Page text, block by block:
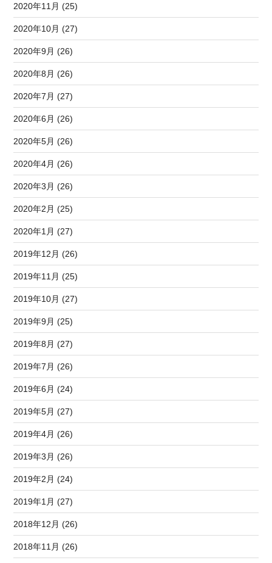
2020年11月 (25)
2020年10月 (27)
2020年9月 (26)
2020年8月 (26)
2020年7月 (27)
2020年6月 (26)
2020年5月 (26)
2020年4月 (26)
2020年3月 (26)
2020年2月 (25)
2020年1月 (27)
2019年12月 (26)
2019年11月 (25)
2019年10月 (27)
2019年9月 (25)
2019年8月 (27)
2019年7月 (26)
2019年6月 (24)
2019年5月 (27)
2019年4月 (26)
2019年3月 (26)
2019年2月 (24)
2019年1月 (27)
2018年12月 (26)
2018年11月 (26)